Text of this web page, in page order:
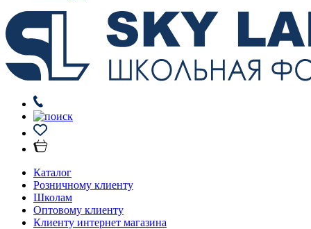
Каталог
Розничному клиенту
Школам
Оптовому клиенту
Клиенту интернет магазина